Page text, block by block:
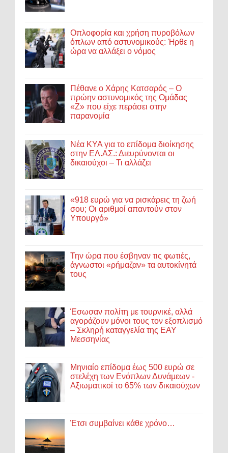
Οπλοφορία και χρήση πυροβόλων
όπλων από αστυνομικούς: Ήρθε η
ώρα να αλλάξει ο νόμος
Πέθανε ο Χάρης Κατσαρός – Ο
πρώην αστυνομικός της Ομάδας
«Ζ» που είχε περάσει στην
παρανομία
Νέα ΚΥΑ για το επίδομα διοίκησης
στην ΕΛ.ΑΣ.: Διευρύνονται οι
δικαιούχοι – Τι αλλάζει
«918 ευρώ για να ρισκάρεις τη ζωή
σου; Οι αριθμοί απαντούν στον
Υπουργό»
Την ώρα που έσβηναν τις φωτιές,
άγνωστοι «ρήμαζαν» τα αυτοκίνητά
τους
Έσωσαν πολίτη με τουρνικέ, αλλά
αγοράζουν μόνοι τους τον εξοπλισμό
– Σκληρή καταγγελία της ΕΑΥ
Μεσσηνίας
Μηνιαίο επίδομα έως 500 ευρώ σε
στελέχη των Ενόπλων Δυνάμεων -
Αξιωματικοί το 65% των δικαιούχων
Έτσι συμβαίνει κάθε χρόνο…